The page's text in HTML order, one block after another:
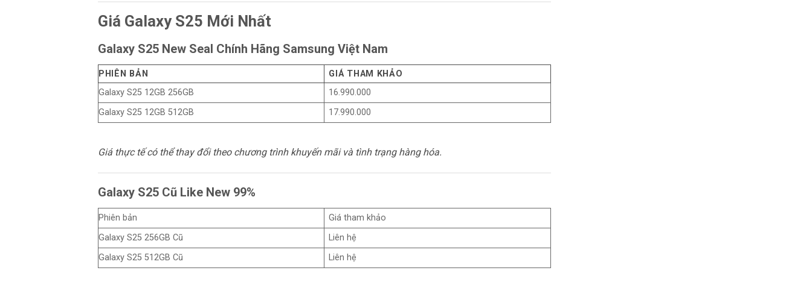
Giá Galaxy S25 Mới Nhất
Galaxy S25 New Seal Chính Hãng Samsung Việt Nam
PHIÊN BẢN
GIÁ THAM KHẢO
Galaxy S25 12GB 256GB
16.990.000
Galaxy S25 12GB 512GB
17.990.000
Giá thực tế có thể thay đổi theo chương trình khuyến mãi và tình trạng hàng hóa.
Galaxy S25 Cũ Like New 99%
Phiên bản
Giá tham khảo
Galaxy S25 256GB Cũ
Liên hệ
Galaxy S25 512GB Cũ
Liên hệ